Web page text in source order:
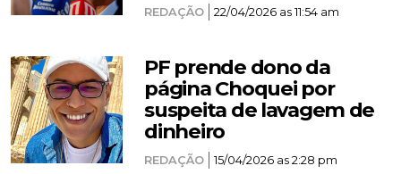
REDAÇÃO 22/04/2026 as 11:54 am
PF prende dono da
página Choquei por
suspeita de lavagem de
dinheiro
REDAÇÃO 15/04/2026 as 2:28 pm